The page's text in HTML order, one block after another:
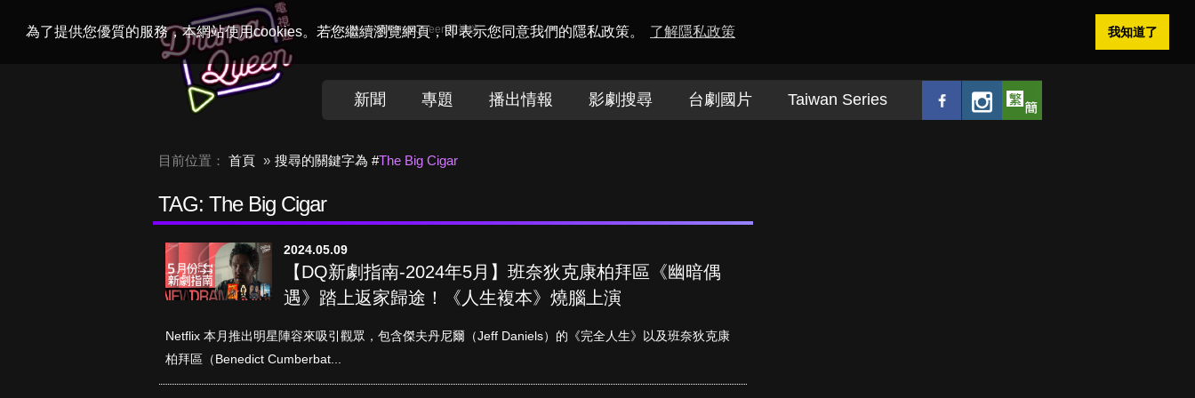
為了提供您優質的服務，本網站使用cookies。若您繼續瀏覽網頁，即表示您同意我們的隱私政策。 了解隱私政策 我知道了
Welcome toDramaQueen電視迷
新聞 專題 播出情報 影劇搜尋 台劇國片 Taiwan Series
目前位置： 首頁 搜尋的關鍵字為 #The Big Cigar
TAG: The Big Cigar
2024.05.09
【DQ新劇指南-2024年5月】班奈狄克康柏拜區《幽暗偶
遇》踏上返家歸途！《人生複本》燒腦上演
Netflix 本月推出明星陣容來吸引觀眾，包含傑夫丹尼爾（Jeff Daniels）的《完全人生》以及班奈狄克康
柏拜區（Benedict Cumberbat...